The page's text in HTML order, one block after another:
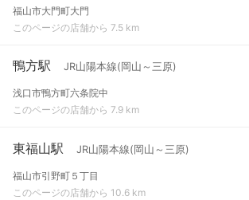
福山市大門町大門
このページの店舗から 7.5 km
鴨方駅 JR山陽本線(岡山～三原)
浅口市鴨方町六条院中
このページの店舗から 7.9 km
東福山駅 JR山陽本線(岡山～三原)
福山市引野町５丁目
このページの店舗から 10.6 km